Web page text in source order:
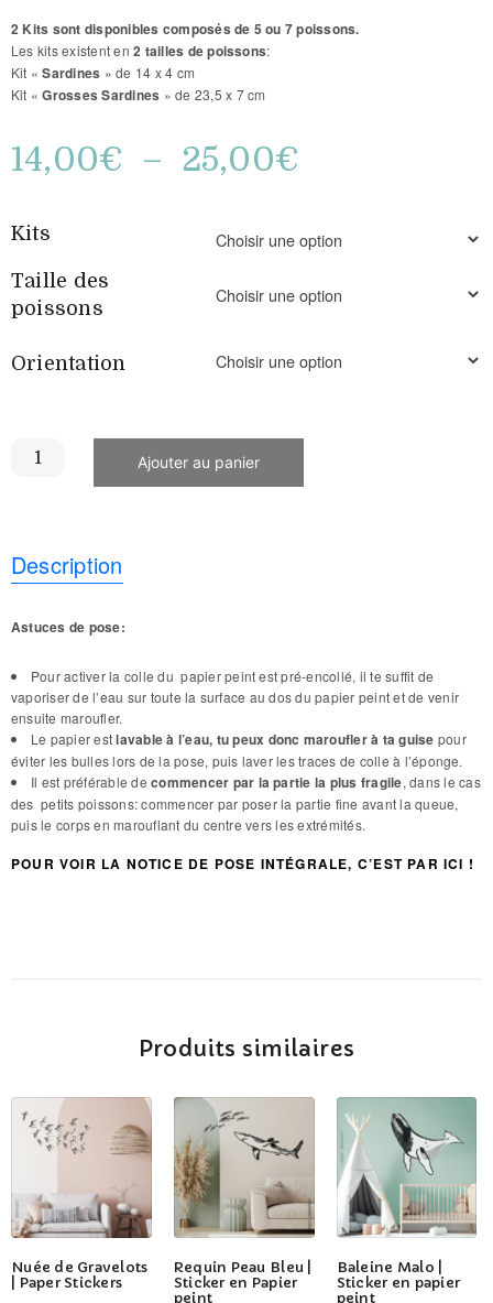
2 Kits sont disponibles composés de 5 ou 7 poissons.
Les kits existent en2 tailles de poissons:
Kit «Sardines » de 14 x 4 cm
Kit «Grosses Sardines » de 23,5 x 7 cm
14,00€ – 25,00€
Kits
Taille des
poissons
Orientation
Ajouter au panier
Description
Astuces de pose:
Pour activer la colle du papier peint est pré-encollé, il te suffit de
vaporiser de l’eau sur toute la surface au dos du papier peint et de venir
ensuite maroufler.
Le papier estlavable à l’eau, tu peux donc maroufler à ta guise pour
éviter les bulles lors de la pose, puis laver les traces de colle à l’éponge.
Il est préférable decommencer par la partie la plus fragile, dans le cas
des petits poissons: commencer par poser la partie fine avant la queue,
puis le corps en marouflant du centre vers les extrémités.
POUR VOIR LA NOTICE DE POSE INTÉGRALE, C’EST PAR ICI !
Produits similaires
produit
Nuée de Gravelots
| Paper Stickers
produit
Requin Peau Bleu |
Sticker en Papier
peint
produit
Baleine Malo |
Sticker en papier
peint